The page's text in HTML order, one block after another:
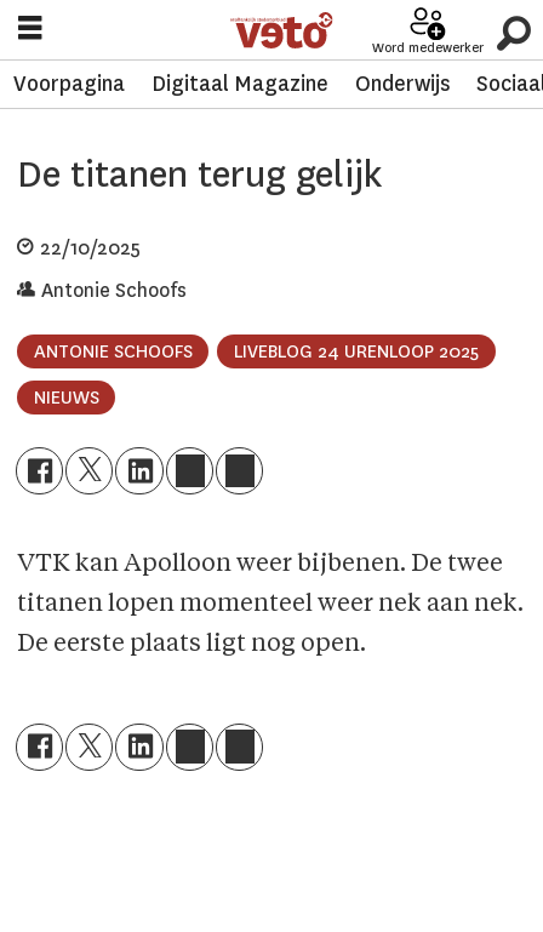
Word medewerker
Voorpagina Digitaal Magazine Onderwijs
De titanen terug gelijk
22/10/2025
Antonie Schoofs
ANTONIE SCHOOFS
LIVEBLOG 24 URENLOOP 2025
NIEUWS
VTK kan Apolloon weer bijbenen. De twee
titanen lopen momenteel weer nek aan nek.
De eerste plaats ligt nog open.